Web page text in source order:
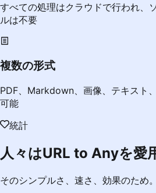
すべての処理はクラウドで行われ、
ルは不要
複数の形式
PDF、Markdown、画像、テキスト
可能
統計
人々はURL to Anyを愛
そのシンプルさ、速さ、効果のため。